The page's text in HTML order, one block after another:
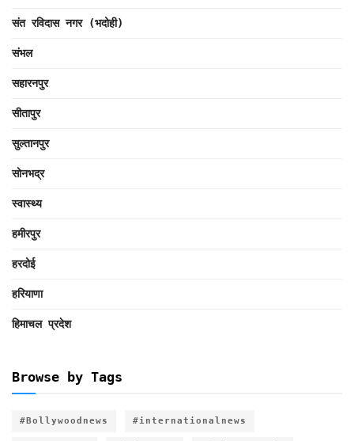
संत रविदास नगर (भदोही)
संभल
सहारनपुर
सीतापुर
सुल्तानपुर
सोनभद्र
स्वास्थ्य
हमीरपुर
हरदोई
हरियाणा
हिमाचल प्रदेश
Browse by Tags
#Bollywoodnews #internationalnews